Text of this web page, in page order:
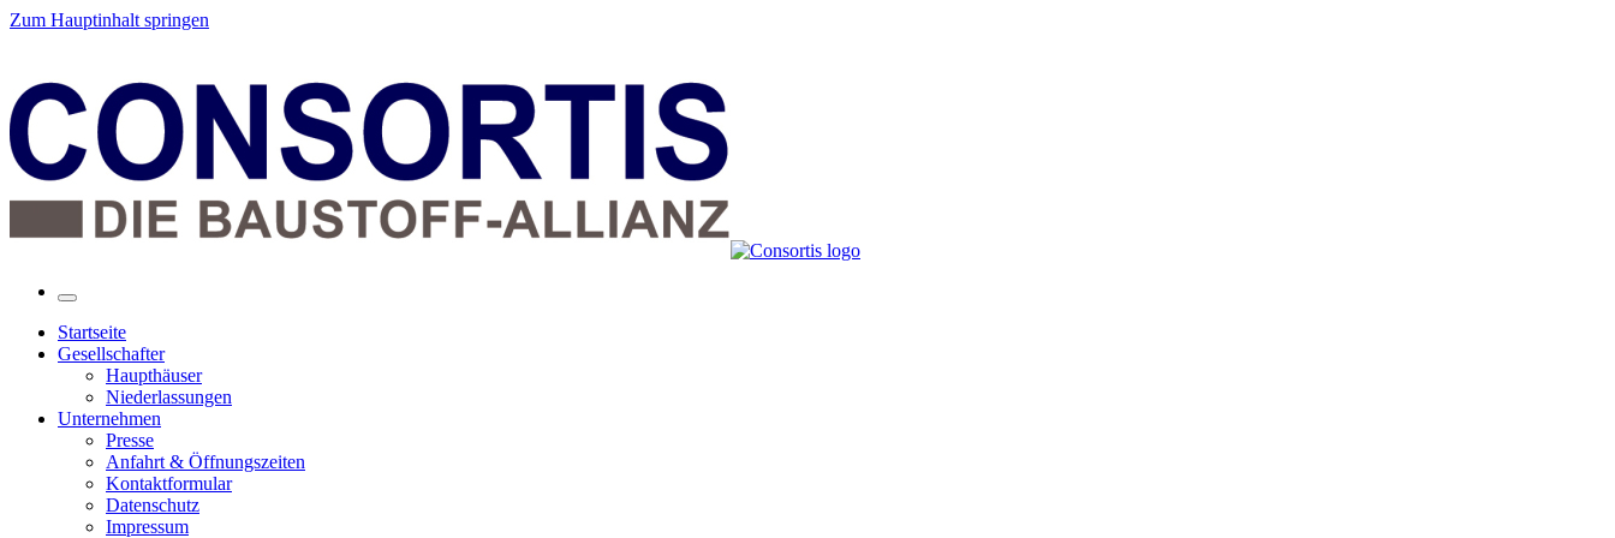
Zum Hauptinhalt springen
Startseite
Gesellschafter
Haupthäuser
Niederlassungen
Unternehmen
Presse
Anfahrt & Öffnungszeiten
Kontaktformular
Datenschutz
Impressum